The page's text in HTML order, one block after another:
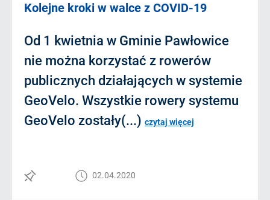
Kolejne kroki w walce z COVID-19
Od 1 kwietnia w Gminie Pawłowice
nie można korzystać z rowerów
publicznych działających w systemie
GeoVelo. Wszystkie rowery systemu
GeoVelo zostały(...) czytaj więcej
02.04.2020